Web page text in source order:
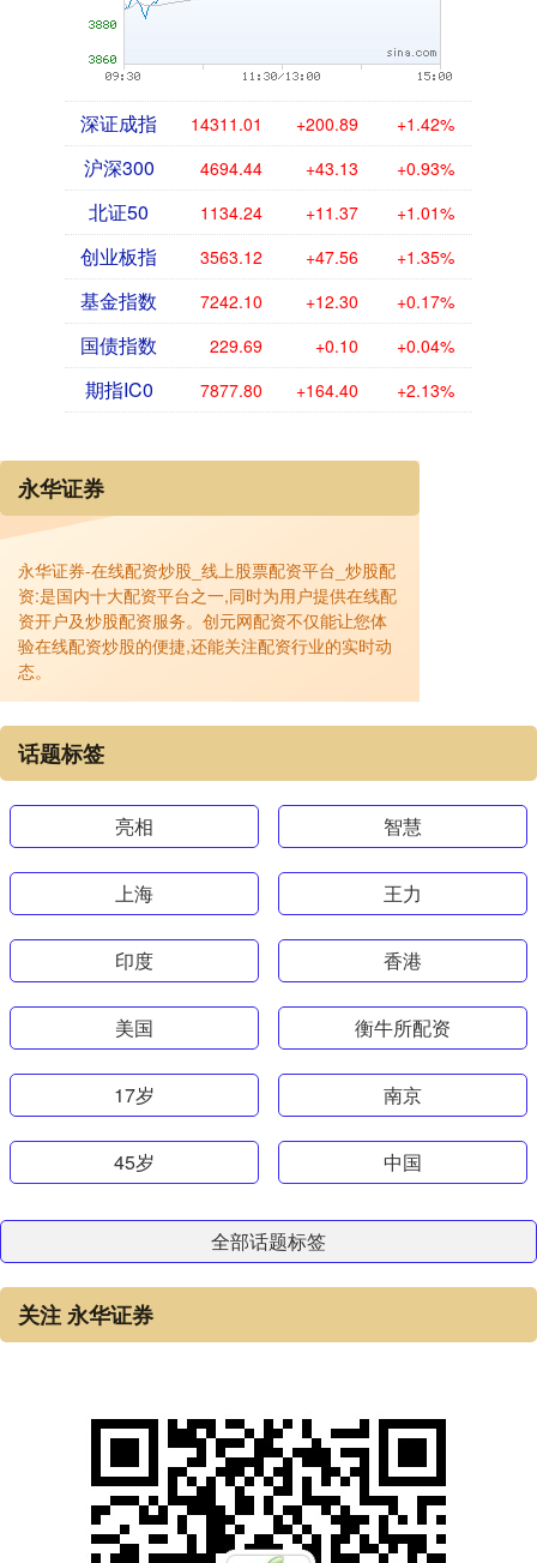
深证成指 14311.01 +200.89 +1.42%
沪深300 4694.44 +43.13 +0.93%
北证50 1134.24 +11.37 +1.01%
创业板指 3563.12 +47.56 +1.35%
基金指数 7242.10 +12.30 +0.17%
国债指数 229.69 +0.10 +0.04%
期指IC0 7877.80 +164.40 +2.13%
永华证券
永华证券-在线配资炒股_线上股票配资平台_炒股配
资:是国内十大配资平台之一,同时为用户提供在线配
资开户及炒股配资服务。创元网配资不仅能让您体
验在线配资炒股的便捷,还能关注配资行业的实时动
态。
话题标签
亮相 智慧
上海 王力
印度 香港
美国 衡牛所配资
17岁 南京
45岁 中国
全部话题标签
关注 永华证券